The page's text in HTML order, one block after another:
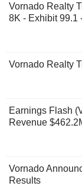
Vornado Realty
8K - Exhibit 99.1
Vornado Realty
Earnings Flash
Revenue
Vornado
Results